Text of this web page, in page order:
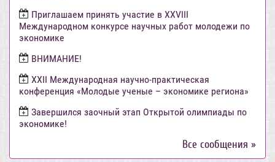
Приглашаем принять участие в XXVIII
Международном конкурсе научных работ молодежи по
экономике
ВНИМАНИЕ!
ХХII Международная научно-практическая
конференция «Молодые ученые – экономике региона»
Завершился заочный этап Открытой олимпиады по
экономике!
Все сообщения »